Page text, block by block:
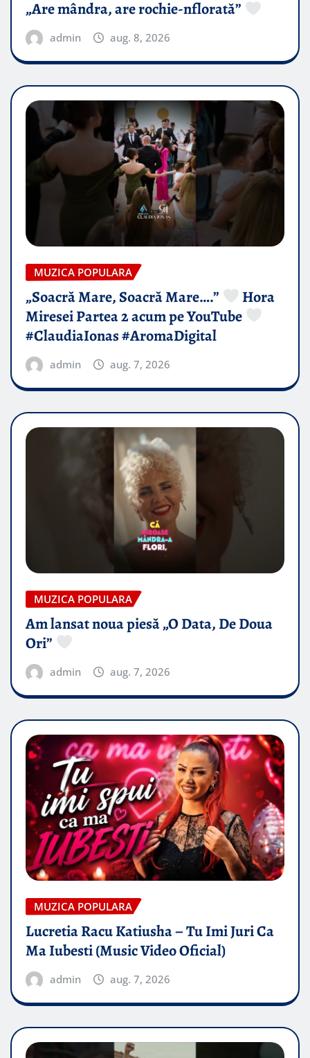
„Are mândra, are rochie-nflorată”
admin aug. 8, 2026
MUZICA POPULARA
„Soacră Mare, Soacră Mare….”
Hora
Miresei Partea 2 acum pe YouTube
#ClaudiaIonas #AromaDigital
admin aug. 7, 2026
MUZICA POPULARA
Am lansat noua piesă „O Data, De Doua
Ori”
admin aug. 7, 2026
MUZICA POPULARA
Lucretia Racu Katiusha – Tu Imi Juri Ca
Ma Iubesti (Music Video Oficial)
admin aug. 7, 2026